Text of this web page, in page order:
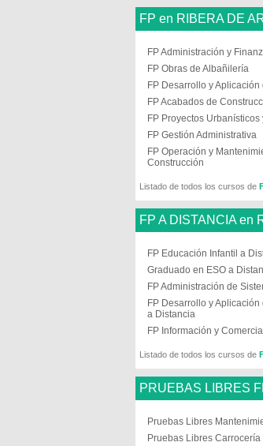
FP en RIBERA DE
FP Administración y
FP Obras de Albañilería
FP Desarrollo y
FP Acabados de
FP Proyectos
FP Gestión Administrativa
FP Operación y
Construcción
Listado de todos los cursos de
FP A DISTANCIA en
FP Educación Infantil a
Graduado en ESO a
FP Administración de
FP Desarrollo y
a Distancia
FP Información y
Listado de todos los cursos de
PRUEBAS LIBRES
Pruebas Libres
Pruebas Libres Carrocería